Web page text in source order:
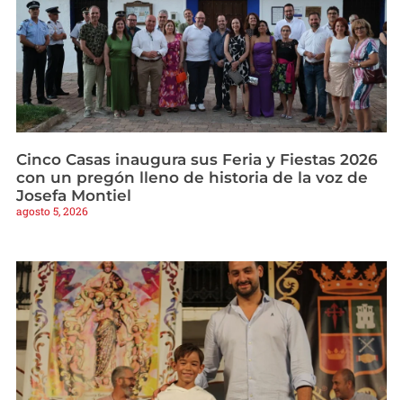
Cinco Casas inaugura sus Feria y Fiestas 2026
con un pregón lleno de historia de la voz de
Josefa Montiel
agosto 5, 2026